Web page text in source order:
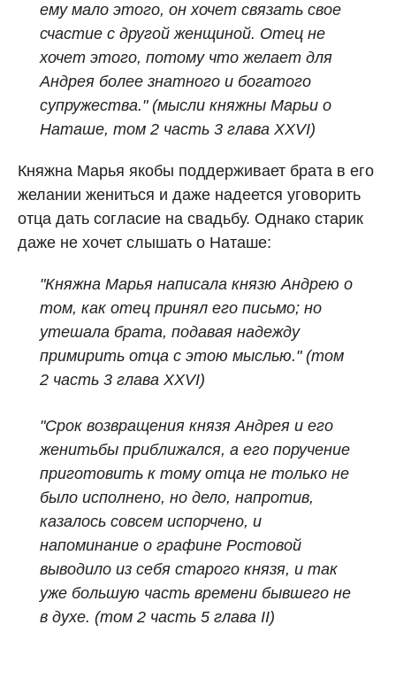
ему мало этого, он хочет связать свое
счастие с другой женщиной. Отец не
хочет этого, потому что желает для
Андрея более знатного и богатого
супружества." (мысли княжны Марьи о
Наташе, том 2 часть 3 глава XXVI)
Княжна Марья якобы поддерживает брата в его
желании жениться и даже надеется уговорить
отца дать согласие на свадьбу. Однако старик
даже не хочет слышать о Наташе:
"Княжна Марья написала князю Андрею о
том, как отец принял его письмо; но
утешала брата, подавая надежду
примирить отца с этою мыслью." (том
2 часть 3 глава XXVI)
"Срок возвращения князя Андрея и его
женитьбы приближался, а его поручение
приготовить к тому отца не только не
было исполнено, но дело, напротив,
казалось совсем испорчено, и
напоминание о графине Ростовой
выводило из себя старого князя, и так
уже большую часть времени бывшего не
в духе. (том 2 часть 5 глава II)